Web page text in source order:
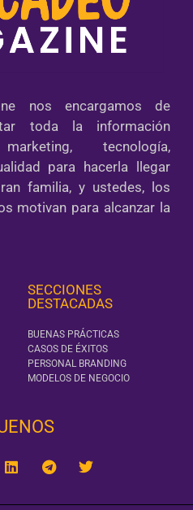
nos encargamos de
toda la información
tecnología,
para hacerla llegar
familia, y ustedes, los
motivan para alcanzar la
SECCIONES
DESTACADAS
BUENAS PRÁCTICAS
CASOS DE ÉXITOS
PERSONAL BRANDING
MODELOS DE NEGOCIO